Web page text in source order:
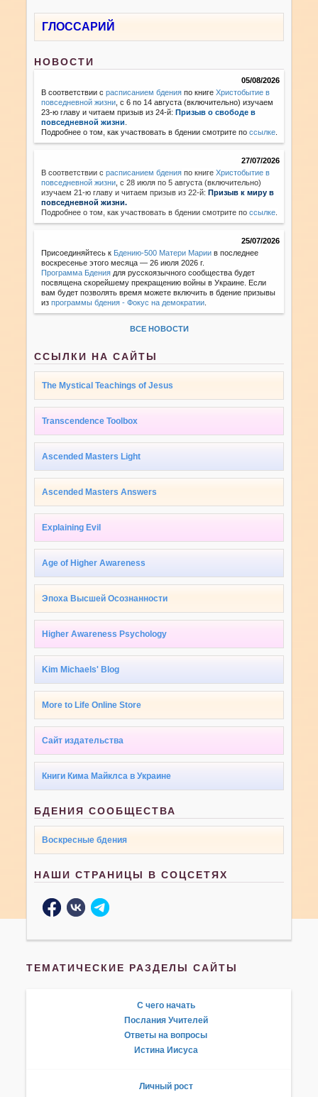
ГЛОССАРИЙ
НОВОСТИ
05/08/2026
В соответствии срасписанием бдения по книгеХристобытие в
повседневной жизни , с 6 по 14 августа (включительно) изучаем
23-ю главу и читаем призыв из 24-й:Призыв о свободе в
повседневной жизни
Подробнее о том, как участвовать в бдении смотрите поссылке
27/07/2026
В соответствии с расписанием бдения по книгеХристобытие в
повседневной жизни с 28 июля по 5 августа (включительно)
изучаем 21-ю главу и читаем призыв из 22-й:Призыв к миру в
повседневной жизни.
Подробнее о том, как участвовать в бдении смотрите поссылке
25/07/2026
Присоединяйтесь к Бдению-500 Матери Марии в последнее
воскресенье этого месяца — 26 июля 2026 г.
Программа Бдения для русскоязычного сообщества будет
посвящена скорейшему прекращению войны в Украине. Если
вам будет позволять время можете включить в бдение призывы
изпрограммы бдения - Фокус на демократии
ВСЕ НОВОСТИ
ССЫЛКИ НА САЙТЫ
The Mystical Teachings of Jesus
Transcendence Toolbox
Ascended Masters Light
Ascended Masters Answers
Explaining Evil
Age of Higher Awareness
Эпоха Высшей Осознанности
Higher Awareness Psychology
Kim Michaels' Blog
More to Life Online Store
Сайт издательства
Книги Кима Майклса в Украине
БДЕНИЯ СООБЩЕСТВА
Воскресные бдения
НАШИ СТРАНИЦЫ В СОЦСЕТЯХ
ТЕМАТИЧЕСКИЕ РАЗДЕЛЫ САЙТЫ
С чего начать
Послания Учителей
Ответы на вопросы
Истина Иисуса
Личный рост